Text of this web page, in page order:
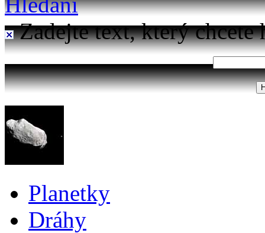
Zadejte text, který chcete
Planetky
Dráhy